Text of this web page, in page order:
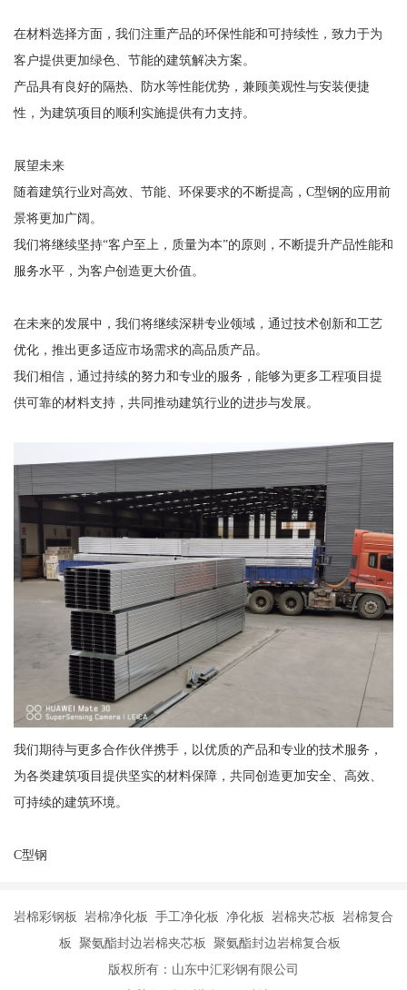
在材料选择方面，我们注重产品的环保性能和可持续性，致力于为
客户提供更加绿色、节能的建筑解决方案。
产品具有良好的隔热、防水等性能优势，兼顾美观性与安装便捷
性，为建筑项目的顺利实施提供有力支持。
展望未来
随着建筑行业对高效、节能、环保要求的不断提高，C型钢的应用前
景将更加广阔。
我们将继续坚持“客户至上，质量为本”的原则，不断提升产品性能和
服务水平，为客户创造更大价值。
在未来的发展中，我们将继续深耕专业领域，通过技术创新和工艺
优化，推出更多适应市场需求的高品质产品。
我们相信，通过持续的努力和专业的服务，能够为更多工程项目提
供可靠的材料支持，共同推动建筑行业的进步与发展。
我们期待与更多合作伙伴携手，以优质的产品和专业的技术服务，
为各类建筑项目提供坚实的材料保障，共同创造更加安全、高效、
可持续的建筑环境。
C型钢
岩棉彩钢板 岩棉净化板 手工净化板 净化板 岩棉夹芯板 岩棉复合
板 聚氨酯封边岩棉夹芯板 聚氨酯封边岩棉复合板
版权所有：山东中汇彩钢有限公司